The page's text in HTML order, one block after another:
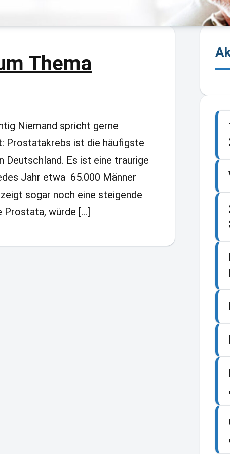
Thema
Niemand spricht gerne
Prostatakrebs ist die häufigste
Deutschland. Es ist eine traurige
Jahr etwa 65.000 Männer
sogar noch eine steigende
Prostata, würde […]